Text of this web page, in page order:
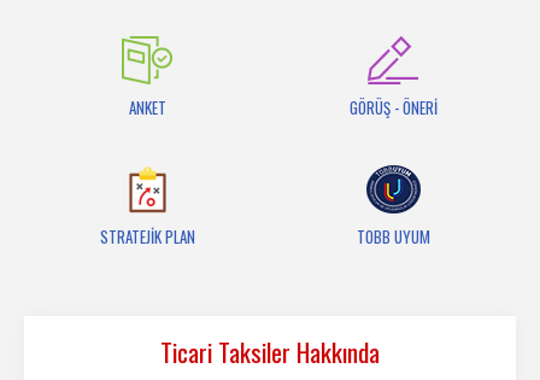
ANKET GÖRÜŞ - ÖNERİ
STRATEJİK PLAN TOBB UYUM
Ticari Taksiler Hakkında